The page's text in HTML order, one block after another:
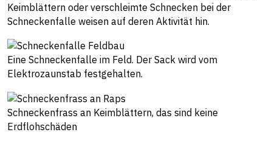
Keimblättern oder verschleimte Schnecken bei der
Schneckenfalle weisen auf deren Aktivität hin.
Eine Schneckenfalle im Feld. Der Sack wird vom
Elektrozaunstab festgehalten.
Schneckenfrass an Keimblättern, das sind keine
Erdflohschäden